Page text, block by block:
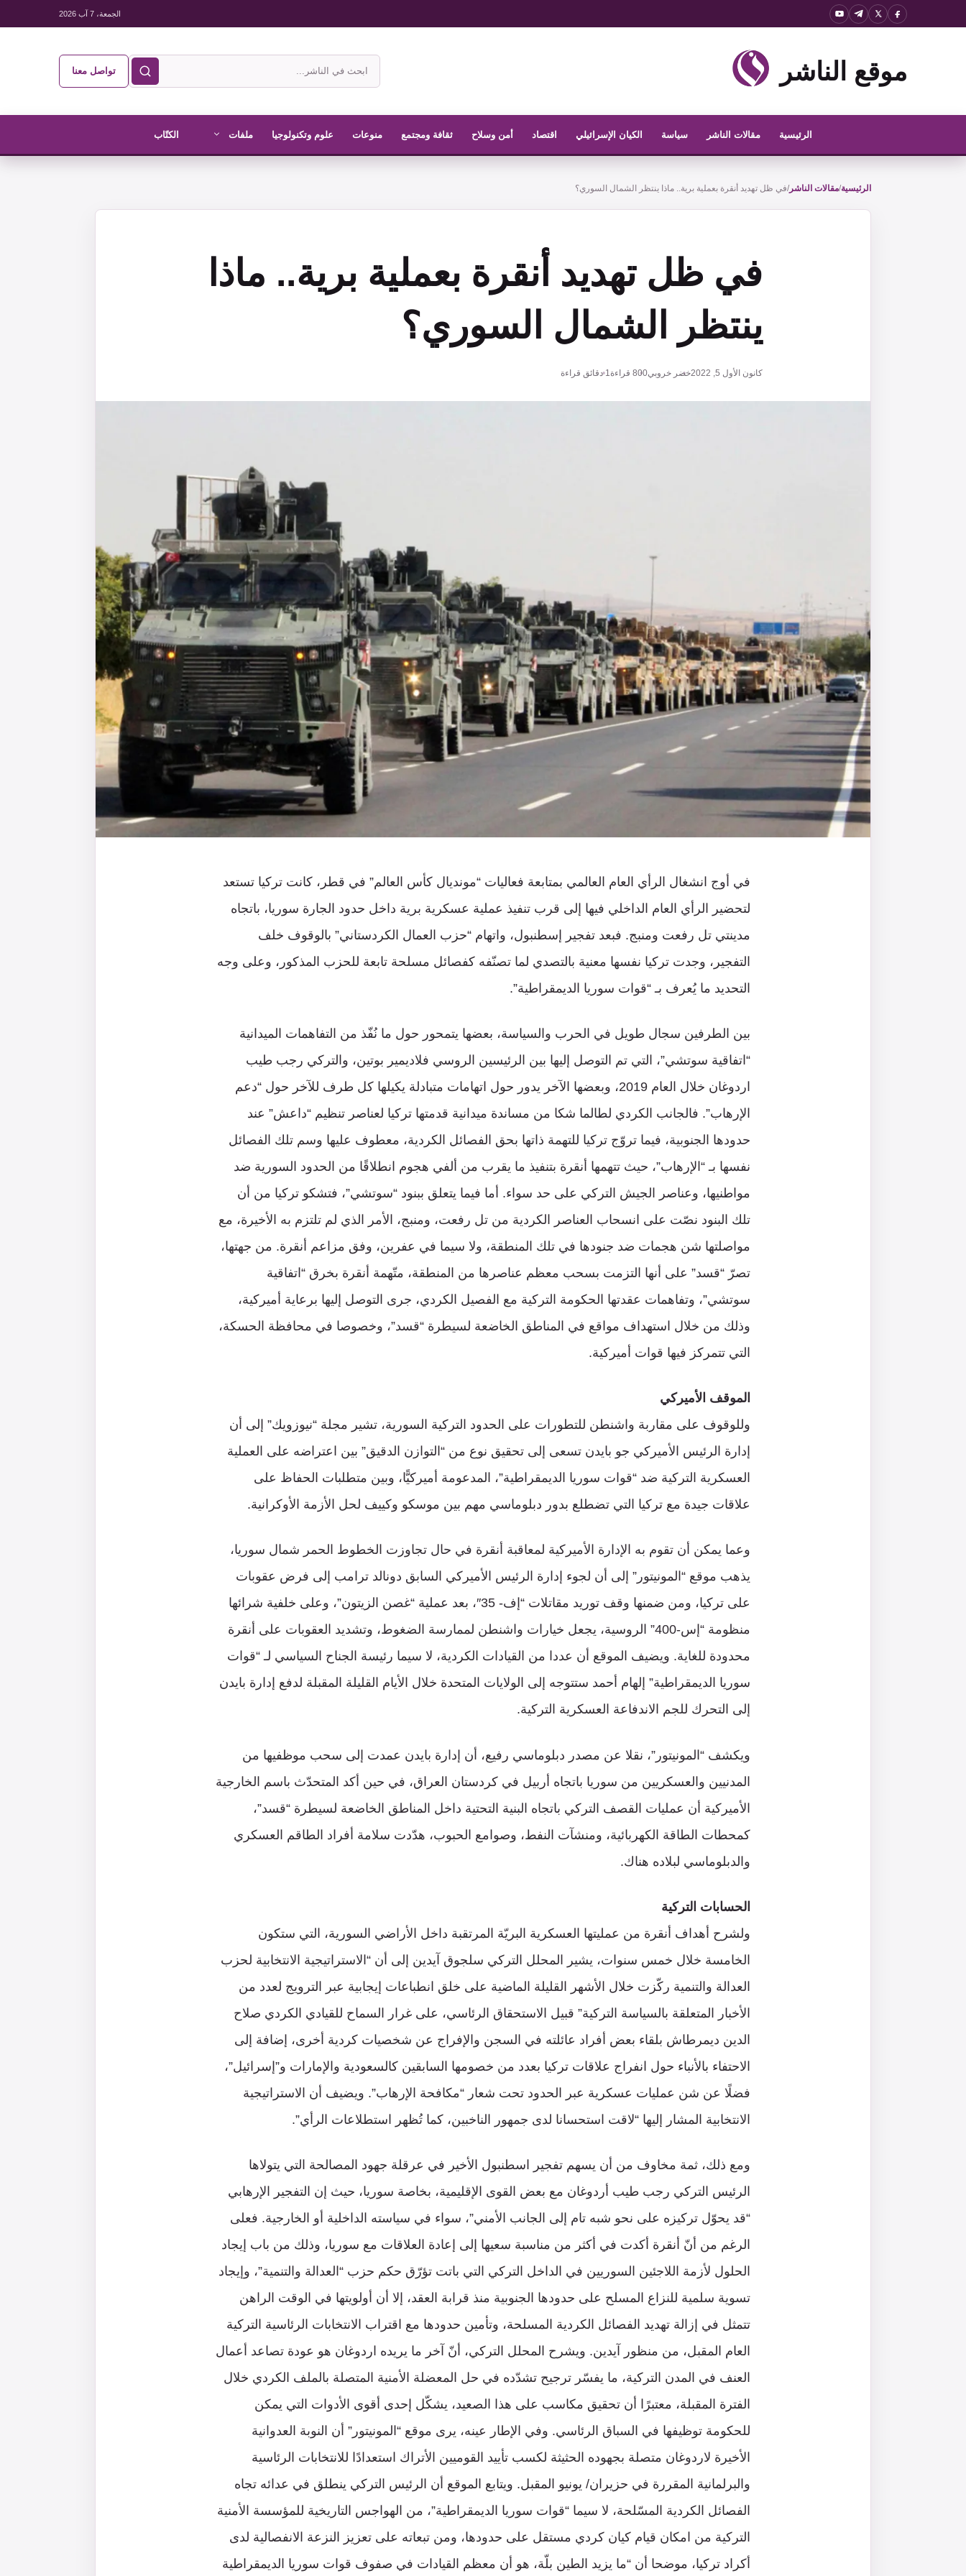
الجمعة، 7 آب 2026
موقع الناشر
ابحث
في
الناشر
تواصل معنا
الرئيسية مقالات الناشر سياسة الكيان الإسرائيلي اقتصاد أمن وسلاح ثقافة ومجتمع منوعات علوم وتكنولوجيا ملفات الكتّاب
الرئيسية/مقالات الناشر/في ظل تهديد أنقرة بعملية برية.. ماذا ينتظر الشمال السوري؟
في ظل تهديد أنقرة بعملية برية.. ماذا
ينتظر الشمال السوري؟
كانون الأول 5, 2022 خضر خروبي800 قراءة1 دقائق قراءة
في أوج انشغال الرأي العام العالمي بمتابعة فعاليات “مونديال كأس العالم” في قطر، كانت تركيا تستعد
لتحضير الرأي العام الداخلي فيها إلى قرب تنفيذ عملية عسكرية برية داخل حدود الجارة سوريا، باتجاه
مدينتي تل رفعت ومنبج. فبعد تفجير إسطنبول، واتهام “حزب العمال الكردستاني” بالوقوف خلف
التفجير، وجدت تركيا نفسها معنية بالتصدي لما تصنّفه كفصائل مسلحة تابعة للحزب المذكور، وعلى وجه
التحديد ما يُعرف بـ “قوات سوريا الديمقراطية”.
بين الطرفين سجال طويل في الحرب والسياسة، بعضها يتمحور حول ما نُفّذ من التفاهمات الميدانية
“اتفاقية سوتشي”، التي تم التوصل إليها بين الرئيسين الروسي فلاديمير بوتين، والتركي رجب طيب
اردوغان خلال العام 2019، وبعضها الآخر يدور حول اتهامات متبادلة يكيلها كل طرف للآخر حول “دعم
الإرهاب”. فالجانب الكردي لطالما شكا من مساندة ميدانية قدمتها تركيا لعناصر تنظيم “داعش” عند
حدودها الجنوبية، فيما تروّج تركيا للتهمة ذاتها بحق الفصائل الكردية، معطوف عليها وسم تلك الفصائل
نفسها بـ “الإرهاب”، حيث تتهمها أنقرة بتنفيذ ما يقرب من ألفي هجوم انطلاقًا من الحدود السورية ضد
مواطنيها، وعناصر الجيش التركي على حد سواء. أما فيما يتعلق ببنود “سوتشي”، فتشكو تركيا من أن
تلك البنود نصّت على انسحاب العناصر الكردية من تل رفعت، ومنبج، الأمر الذي لم تلتزم به الأخيرة، مع
مواصلتها شن هجمات ضد جنودها في تلك المنطقة، ولا سيما في عفرين، وفق مزاعم أنقرة. من جهتها،
تصرّ “قسد” على أنها التزمت بسحب معظم عناصرها من المنطقة، متّهمة أنقرة بخرق “اتفاقية
سوتشي”، وتفاهمات عقدتها الحكومة التركية مع الفصيل الكردي، جرى التوصل إليها برعاية أميركية،
وذلك من خلال استهداف مواقع في المناطق الخاضعة لسيطرة “قسد”، وخصوصا في محافظة الحسكة،
التي تتمركز فيها قوات أميركية.
الموقف الأميركي
وللوقوف على مقاربة واشنطن للتطورات على الحدود التركية السورية، تشير مجلة “نيوزويك” إلى أن
إدارة الرئيس الأميركي جو بايدن تسعى إلى تحقيق نوع من “التوازن الدقيق” بين اعتراضه على العملية
العسكرية التركية ضد “قوات سوريا الديمقراطية”، المدعومة أميركيًّا، وبين متطلبات الحفاظ على
علاقات جيدة مع تركيا التي تضطلع بدور دبلوماسي مهم بين موسكو وكييف لحل الأزمة الأوكرانية.
وعما يمكن أن تقوم به الإدارة الأميركية لمعاقبة أنقرة في حال تجاوزت الخطوط الحمر شمال سوريا،
يذهب موقع “المونيتور” إلى أن لجوء إدارة الرئيس الأميركي السابق دونالد ترامب إلى فرض عقوبات
على تركيا، ومن ضمنها وقف توريد مقاتلات “إف- 35″، بعد عملية “غصن الزيتون”، وعلى خلفية شرائها
منظومة “إس-400” الروسية، يجعل خيارات واشنطن لممارسة الضغوط، وتشديد العقوبات على أنقرة
محدودة للغاية. ويضيف الموقع أن عددا من القيادات الكردية، لا سيما رئيسة الجناح السياسي لـ “قوات
سوريا الديمقراطية” إلهام أحمد ستتوجه إلى الولايات المتحدة خلال الأيام القليلة المقبلة لدفع إدارة بايدن
إلى التحرك للجم الاندفاعة العسكرية التركية.
ويكشف “المونيتور”، نقلا عن مصدر دبلوماسي رفيع، أن إدارة بايدن عمدت إلى سحب موظفيها من
المدنيين والعسكريين من سوريا باتجاه أربيل في كردستان العراق، في حين أكد المتحدّث باسم الخارجية
الأميركية أن عمليات القصف التركي باتجاه البنية التحتية داخل المناطق الخاضعة لسيطرة “قسد”،
كمحطات الطاقة الكهربائية، ومنشآت النفط، وصوامع الحبوب، هدّدت سلامة أفراد الطاقم العسكري
والدبلوماسي لبلاده هناك.
الحسابات التركية
ولشرح أهداف أنقرة من عمليتها العسكرية البريّة المرتقبة داخل الأراضي السورية، التي ستكون
الخامسة خلال خمس سنوات، يشير المحلل التركي سلجوق آيدين إلى أن “الاستراتيجية الانتخابية لحزب
العدالة والتنمية ركّزت خلال الأشهر القليلة الماضية على خلق انطباعات إيجابية عبر الترويج لعدد من
الأخبار المتعلقة بالسياسة التركية” قبيل الاستحقاق الرئاسي، على غرار السماح للقيادي الكردي صلاح
الدين ديمرطاش بلقاء بعض أفراد عائلته في السجن والإفراج عن شخصيات كردية أخرى، إضافة إلى
الاحتفاء بالأنباء حول انفراج علاقات تركيا بعدد من خصومها السابقين كالسعودية والإمارات و”إسرائيل”،
فضلًا عن شن عمليات عسكرية عبر الحدود تحت شعار “مكافحة الإرهاب”. ويضيف أن الاستراتيجية
الانتخابية المشار إليها “لاقت استحسانا لدى جمهور الناخبين، كما تُظهر استطلاعات الرأي”.
ومع ذلك، ثمة مخاوف من أن يسهم تفجير اسطنبول الأخير في عرقلة جهود المصالحة التي يتولاها
الرئيس التركي رجب طيب أردوغان مع بعض القوى الإقليمية، بخاصة سوريا، حيث إن التفجير الإرهابي
“قد يحوّل تركيزه على نحو شبه تام إلى الجانب الأمني”، سواء في سياسته الداخلية أو الخارجية. فعلى
الرغم من أنّ أنقرة أكدت في أكثر من مناسبة سعيها إلى إعادة العلاقات مع سوريا، وذلك من باب إيجاد
الحلول لأزمة اللاجئين السوريين في الداخل التركي التي باتت تؤرّق حكم حزب “العدالة والتنمية”، وإيجاد
تسوية سلمية للنزاع المسلح على حدودها الجنوبية منذ قرابة العقد، إلا أن أولويتها في الوقت الراهن
تتمثل في إزالة تهديد الفصائل الكردية المسلحة، وتأمين حدودها مع اقتراب الانتخابات الرئاسية التركية
العام المقبل، من منظور آيدين. ويشرح المحلل التركي، أنّ آخر ما يريده اردوغان هو عودة تصاعد أعمال
العنف في المدن التركية، ما يفسّر ترجيح تشدّده في حل المعضلة الأمنية المتصلة بالملف الكردي خلال
الفترة المقبلة، معتبرًا أن تحقيق مكاسب على هذا الصعيد، يشكّل إحدى أقوى الأدوات التي يمكن
للحكومة توظيفها في السباق الرئاسي. وفي الإطار عينه، يرى موقع “المونيتور” أن النوبة العدوانية
الأخيرة لاردوغان متصلة بجهوده الحثيثة لكسب تأييد القوميين الأتراك استعدادًا للانتخابات الرئاسية
والبرلمانية المقررة في حزيران/ يونيو المقبل. ويتابع الموقع أن الرئيس التركي ينطلق في عدائه تجاه
الفصائل الكردية المسّلحة، لا سيما “قوات سوريا الديمقراطية”، من الهواجس التاريخية للمؤسسة الأمنية
التركية من امكان قيام كيان كردي مستقل على حدودها، ومن تبعاته على تعزيز النزعة الانفصالية لدى
أكراد تركيا، موضحا أن “ما يزيد الطين بلّة، هو أن معظم القيادات في صفوف قوات سوريا الديمقراطية